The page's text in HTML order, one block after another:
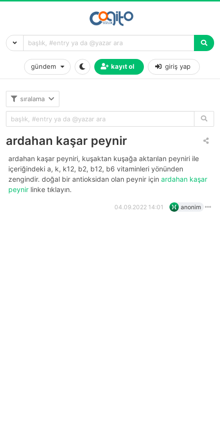
gündem kayıt ol giriş yap
sıralama
ardahan kaşar peynir
ardahan kaşar peyniri, kuşaktan kuşağa aktarılan peyniri ile
içeriğindeki a, k, k12, b2, b12, b6 vitaminleri yönünden
zengindir. doğal bir antioksidan olan peynir için ardahan kaşar
peynir linke tıklayın.
04.09.2022 14:01 anonim